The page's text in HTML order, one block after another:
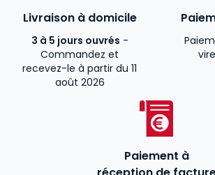
Livraison à domicile
3 à 5 jours ouvrés -
Commandez et
recevez-le à partir du 11
août 2026
Paiement à